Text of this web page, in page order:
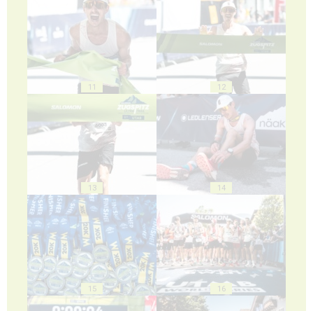
11 12
13 14
15 16